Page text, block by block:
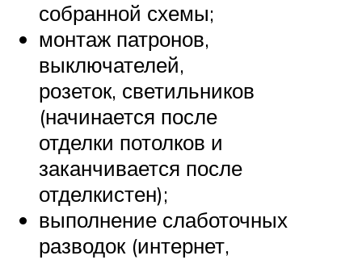
собранной схемы;
монтаж патронов,
выключателей,
розеток, светильников
(начинается после
отделки потолков и
заканчивается после
отделкистен);
выполнение слаботочных
разводок (интернет,